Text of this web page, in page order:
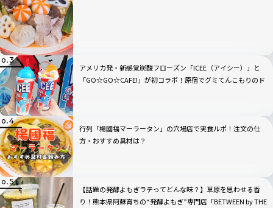
アメリカ発・新感覚炭酸フローズン「ICEE（アイシー）」と
「GO☆GO☆CAFE!」が初コラボ！原宿でグミてんこもりのド
行列「楊國福マーラータン」の穴場店で実食ルポ！注文の仕
方・おすすめ具材は？
【話題の発酵よもぎラテってどんな味？】草原を思わせる香
り！熊本県阿蘇育ちの“発酵よもぎ”専門店「BETWEEN by THE